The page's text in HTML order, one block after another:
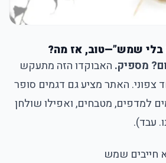
בלי שמש”—טוב, אז מה?
מספיק. האבוקדו הזה מתעקש
צפוני. האתר מציע גם דגמים סופר
למדפים, מטבחים, ואפילו שולחן
עבד).
חייבים שמש